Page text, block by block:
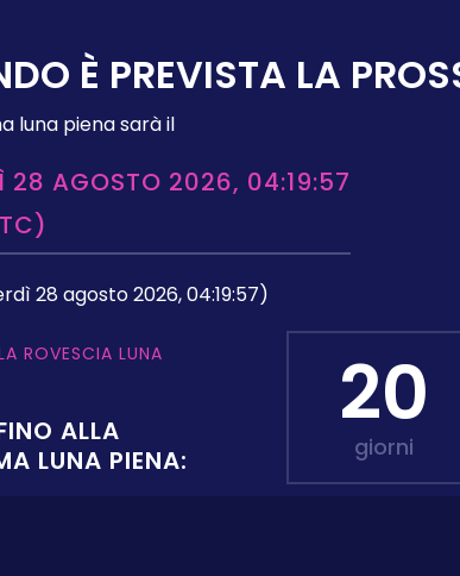
È PREVISTA LA
luna piena sarà il
28 AGOSTO 2026, 04:19:57
28 agosto 2026, 04:19:57)
ROVESCIA LUNA
ALLA
LUNA PIENA:
20
giorni